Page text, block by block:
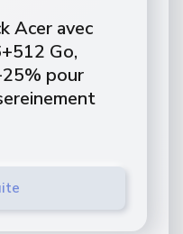
Acer avec
Go,
pour